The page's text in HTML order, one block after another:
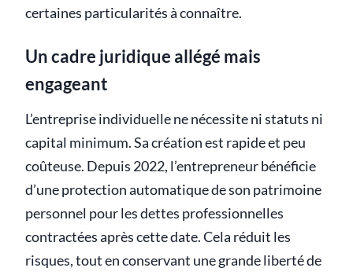
certaines particularités à connaître.
Un cadre juridique allégé mais
engageant
L’entreprise individuelle ne nécessite ni statuts ni
capital minimum. Sa création est rapide et peu
coûteuse. Depuis 2022, l’entrepreneur bénéficie
d’une protection automatique de son patrimoine
personnel pour les dettes professionnelles
contractées après cette date. Cela réduit les
risques, tout en conservant une grande liberté de